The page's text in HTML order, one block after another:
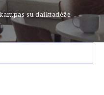
su daiktadėže